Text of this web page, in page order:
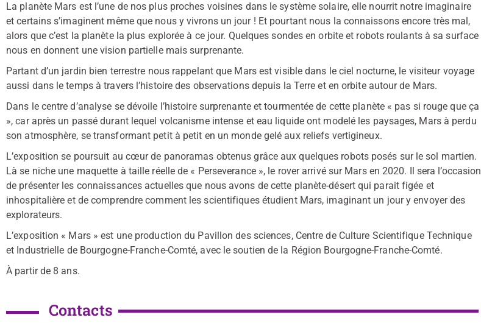
La planète Mars est l’une de nos plus proches voisines dans le système solaire, elle nourrit notre imaginaire
et certains s’imaginent même que nous y vivrons un jour ! Et pourtant nous la connaissons encore très mal,
alors que c’est la planète la plus explorée à ce jour. Quelques sondes en orbite et robots roulants à sa surface
nous en donnent une vision partielle mais surprenante.
Partant d’un jardin bien terrestre nous rappelant que Mars est visible dans le ciel nocturne, le visiteur voyage
aussi dans le temps à travers l’histoire des observations depuis la Terre et en orbite autour de Mars.
Dans le centre d’analyse se dévoile l’histoire surprenante et tourmentée de cette planète « pas si rouge que ça
», car après un passé durant lequel volcanisme intense et eau liquide ont modelé les paysages, Mars à perdu
son atmosphère, se transformant petit à petit en un monde gelé aux reliefs vertigineux.
L’exposition se poursuit au cœur de panoramas obtenus grâce aux quelques robots posés sur le sol martien.
Là se niche une maquette à taille réelle de « Perseverance », le rover arrivé sur Mars en 2020. Il sera l’occasion
de présenter les connaissances actuelles que nous avons de cette planète-désert qui parait figée et
inhospitalière et de comprendre comment les scientifiques étudient Mars, imaginant un jour y envoyer des
explorateurs.
L’exposition « Mars » est une production du Pavillon des sciences, Centre de Culture Scientifique Technique
et Industrielle de Bourgogne-Franche-Comté, avec le soutien de la Région Bourgogne-Franche-Comté.
À partir de 8 ans.
Contacts